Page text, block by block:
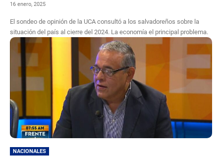
16 enero, 2025
El sondeo de opinión de la UCA consultó a los salvadoreños sobre la
situación del país al cierre del 2024. La economía el principal problema.
NACIONALES